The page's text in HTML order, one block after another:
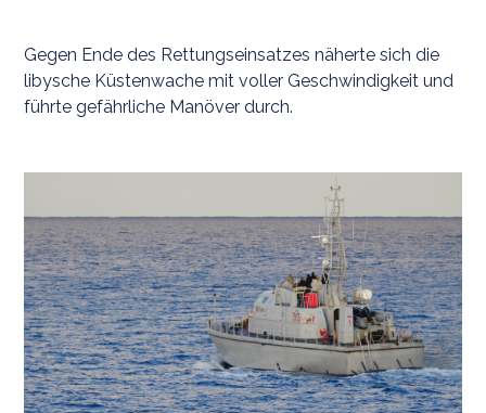
Gegen Ende des Rettungseinsatzes näherte sich die
libysche Küstenwache mit voller Geschwindigkeit und
führte gefährliche Manöver durch.